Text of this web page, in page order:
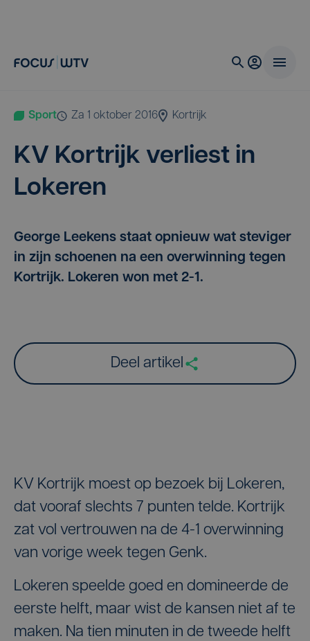
Sport za 1 oktober 2016 Kortrijk
KV Kort­rijk ver­liest in
Lokeren
George Leekens staat opnieuw wat steviger
in zijn schoenen na een overwinning tegen
Kortrijk. Lokeren won met 2-1.
Deel artikel
KV Kortrijk moest op bezoek bij Lokeren,
dat vooraf slechts 7 punten telde. Kortrijk
zat vol vertrouwen na de 4-1 overwinning
van vorige week tegen Genk.
Lokeren speelde goed en domineerde de
eerste helft, maar wist de kansen niet af te
maken. Na tien minuten in de tweede helft